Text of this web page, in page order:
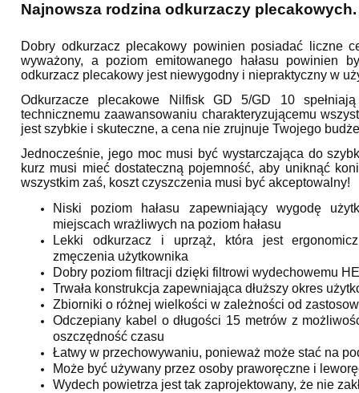
Najnowsza rodzina odkurzaczy plecakowych.
Dobry odkurzacz plecakowy powinien posiadać liczne
wyważony, a poziom emitowanego hałasu powinien
odkurzacz plecakowy jest niewygodny i niepraktyczny w
Odkurzacze plecakowe Nilfisk GD 5/GD 10
technicznemu zaawansowaniu charakteryzującemu
jest szybkie i skuteczne, a cena nie zrujnuje Twojego
Jednocześnie, jego moc musi być wystarczająca do
kurz musi mieć dostateczną pojemność, aby uniknąć
wszystkim zaś, koszt czyszczenia musi być akceptowalny!
Niski poziom hałasu zapewniający wygodę
miejscach wrażliwych na poziom hałasu
Lekki odkurzacz i uprząż, która jest
zmęczenia użytkownika
Dobry poziom filtracji dzięki filtrowi wydechowemu
Trwała konstrukcja zapewniająca dłuższy okres
Zbiorniki o różnej wielkości w zależności od
Odczepiany kabel o długości 15 metrów z
oszczędność czasu
Łatwy w przechowywaniu, ponieważ może stać na
Może być używany przez osoby praworęczne i
Wydech powietrza jest tak zaprojektowany, że nie